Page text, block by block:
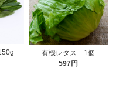
有機レタス 1個
597円